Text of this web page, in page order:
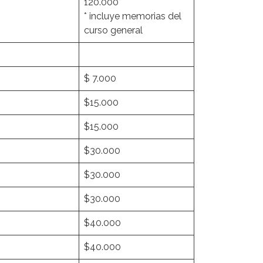
* incluye memorias del
curso general
$ 7.000
$15.000
$15.000
$30.000
$30.000
$30.000
$40.000
$40.000